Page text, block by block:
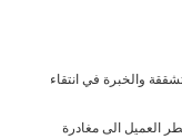
والخبرة في انتقاء
العميل الى مغادرة